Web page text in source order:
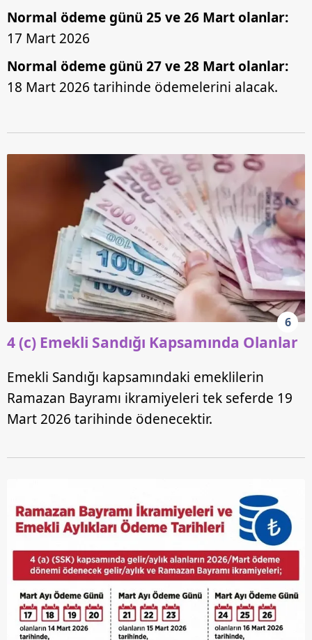
Normal ödeme günü 25 ve 26 Mart olanlar:
17 Mart 2026
Normal ödeme günü 27 ve 28 Mart olanlar:
18 Mart 2026 tarihinde ödemelerini alacak.
6
4 (c) Emekli Sandığı Kapsamında Olanlar
Emekli Sandığı kapsamındaki emeklilerin
Ramazan Bayramı ikramiyeleri tek seferde 19
Mart 2026 tarihinde ödenecektir.